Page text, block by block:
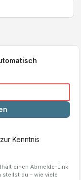
zur Kenntnis
einen Abmelde-Link.
stellst du – wie viele